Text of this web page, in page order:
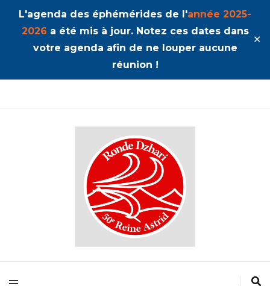
L'agenda des éphémérides de l'année 2025-
2026 a été mis à jour. Notez ces dates dans
votre agenda afin de ne louper aucune
réunion !
✕
Dzhari
50ème Unité Reine Astrid